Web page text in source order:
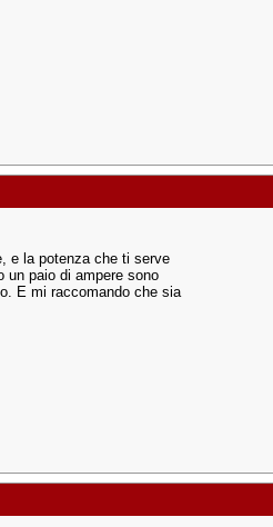
e la potenza che ti serve
un paio di ampere sono
E mi raccomando che sia